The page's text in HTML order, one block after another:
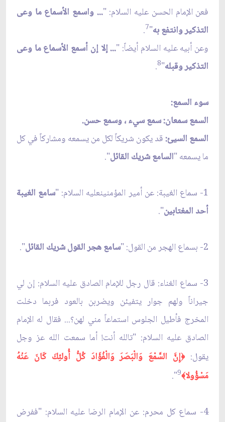
فعن الإمام الحسن عليه السلام: "... واسمع الأسماع ما وعى
التذكير وانتفع به"
7
.
وعن أبيه عليه السلام أيضاً: "... إلا إن أسمع الأسماع ما وعى
التذكير وقبله"
8
.
سوء السمع:
السمع سمعان: سمع سيء ، وسمع حسن.
السمع السيئ:قد يكون شريكاً لكل من يسمعه ومشاركاً في كل
ما يسمعه "السامع شريك القائل".
1- سماع الغيبة: عن أمير المؤمنين‏عليه السلام: "
سامع الغيبة
أحد المغتابين".
2- بسماع الهجر من القول: " سامع هجر القول شريك القائل".
3- سماع الغناء: قال رجل للإمام الصادق عليه السلام: إن لي
جيراناً ولهم جوار يتفيئن ويضربن بالعود فربما دخلت
المخرج فأطيل الجلوس استماعاً مني لهن؟... فقال له الإمام
الصادق عليه السلام: "تالله أنت! أما سمعت الله عز وجل
يقول:﴿إِنَّ السَّمْعَ وَالْبَصَرَ وَالْفُؤَادَ كُلُّ أُولئِكَ كَانَ عَنْهُ
مَسْؤُولا﴾9
".
4- سماع كل محرم: عن الإمام الرضا عليه السلام: "ففرض